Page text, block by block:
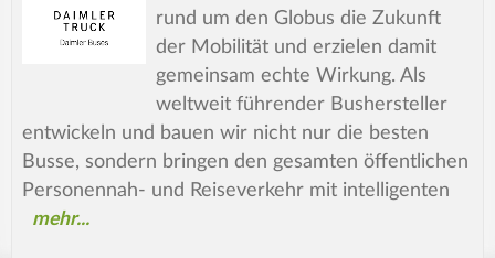
rund um den Globus die Zukunft
der Mobilität und erzielen damit
gemeinsam echte Wirkung. Als
weltweit führender Bushersteller
entwickeln und bauen wir nicht nur die besten
Busse, sondern bringen den gesamten öffentlichen
Personennah- und Reiseverkehr mit intelligenten